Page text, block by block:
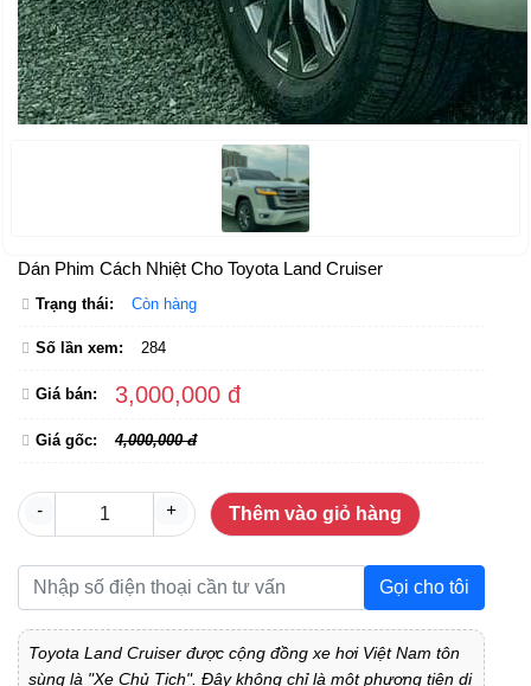
Dán Phim Cách Nhiệt Cho Toyota Land Cruiser
Trạng thái: Còn hàng
Số lần xem: 284
Giá bán: 3,000,000 đ
Giá gốc: 4,000,000 đ
- + Thêm vào giỏ hàng
Gọi cho tôi
Toyota Land Cruiser được cộng đồng xe hơi Việt Nam tôn
sùng là "Xe Chủ Tịch". Đây không chỉ là một phương tiện di